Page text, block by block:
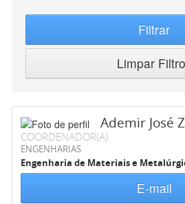
Filtrar
Limpar
Ademir José
COORDENADOR(A)
ENGENHARIAS
Engenharia de Materiais e
E-mail